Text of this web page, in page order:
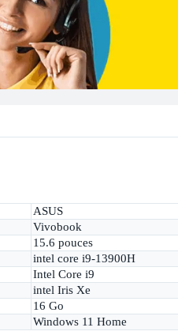
ASUS
Vivobook
15.6 pouces
intel core i9-13900H
Intel Core i9
intel Iris Xe
16 Go
Windows 11 Home